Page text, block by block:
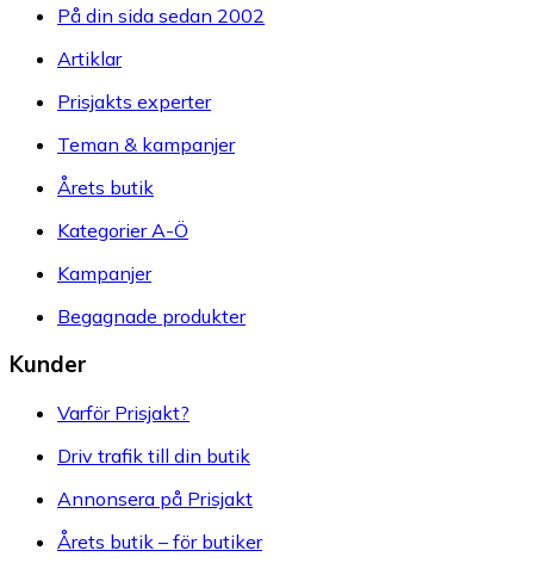
På din sida sedan 2002
Artiklar
Prisjakts experter
Teman & kampanjer
Årets butik
Kategorier A-Ö
Kampanjer
Begagnade produkter
Kunder
Varför Prisjakt?
Driv trafik till din butik
Annonsera på Prisjakt
Årets butik – för butiker